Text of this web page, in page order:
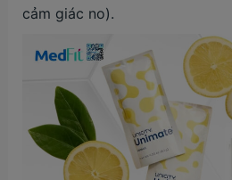
cảm giác no).